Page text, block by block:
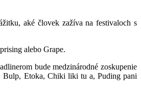
aké človek zažíva na festivaloch s
alebo Grape.
bude medzinárodné zoskupenie
Bulp, Etoka, Chiki liki tu a, Puding pani